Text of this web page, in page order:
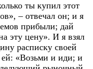
ты купил этот
– отвечал он; и я
прибыли; дай
эту цену». И я взял
расписку своей
«Возьми и иди; и